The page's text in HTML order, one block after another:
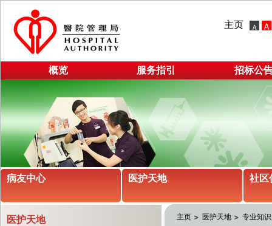
主页
概览 服务指引 招标公
病友中心 医护天地 社区
医护天地 主页 医护天地 专业知识